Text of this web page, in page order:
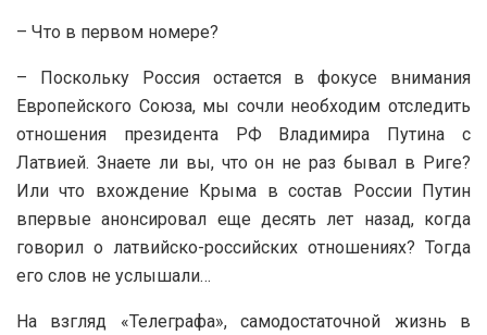
– Что в первом номере?
– Поскольку Россия остается в фокусе внимания
Европейского Союза, мы сочли необходим отследить
отношения президента РФ Владимира Путина с
Латвией. Знаете ли вы, что он не раз бывал в Риге?
Или что вхождение Крыма в состав России Путин
впервые анонсировал еще десять лет назад, когда
говорил о латвийско-российских отношениях? Тогда
его слов не услышали…
На взгляд «Телеграфа», самодостаточной жизнь в